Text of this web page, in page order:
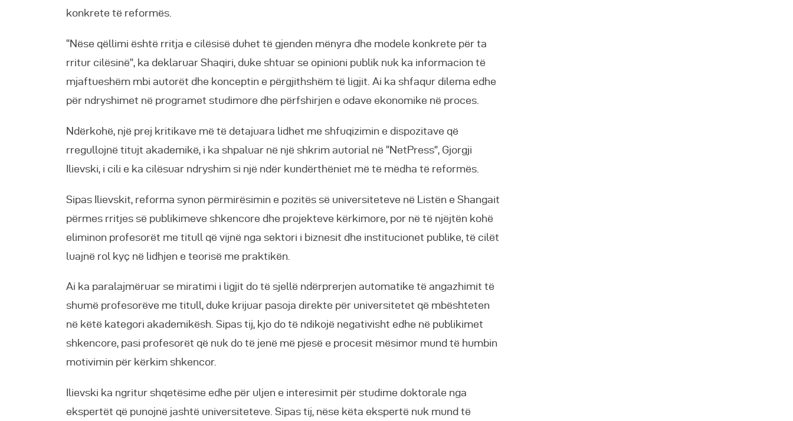
konkrete të reformës.
“Nëse qëllimi është rritja e cilësisë duhet të gjenden mënyra dhe modele konkrete për ta
rritur cilësinë”, ka deklaruar Shaqiri, duke shtuar se opinioni publik nuk ka informacion të
mjaftueshëm mbi autorët dhe konceptin e përgjithshëm të ligjit. Ai ka shfaqur dilema edhe
për ndryshimet në programet studimore dhe përfshirjen e odave ekonomike në proces.
Ndërkohë, një prej kritikave më të detajuara lidhet me shfuqizimin e dispozitave që
rregullojnë titujt akademikë, i ka shpaluar në një shkrim autorial në “NetPress”, Gjorgji
Ilievski, i cili e ka cilësuar ndryshim si një ndër kundërthëniet më të mëdha të reformës.
Sipas Ilievskit, reforma synon përmirësimin e pozitës së universiteteve në Listën e Shangait
përmes rritjes së publikimeve shkencore dhe projekteve kërkimore, por në të njëjtën kohë
eliminon profesorët me titull që vijnë nga sektori i biznesit dhe institucionet publike, të cilët
luajnë rol kyç në lidhjen e teorisë me praktikën.
Ai ka paralajmëruar se miratimi i ligjit do të sjellë ndërprerjen automatike të angazhimit të
shumë profesorëve me titull, duke krijuar pasoja direkte për universitetet që mbështeten
në këtë kategori akademikësh. Sipas tij, kjo do të ndikojë negativisht edhe në publikimet
shkencore, pasi profesorët që nuk do të jenë më pjesë e procesit mësimor mund të humbin
motivimin për kërkim shkencor.
Ilievski ka ngritur shqetësime edhe për uljen e interesimit për studime doktorale nga
ekspertët që punojnë jashtë universiteteve. Sipas tij, nëse këta ekspertë nuk mund të